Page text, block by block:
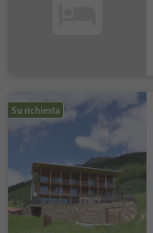
Su richiesta